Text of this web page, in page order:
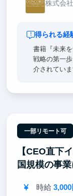
株式会
得られる経
書籍『未来
戦略の第一
介されてい
◆ライティン
担当し、一
◆問題解決力
頼意図と結
います。ぜ
一部リモート可
【CEO直下
国規模の事
時給